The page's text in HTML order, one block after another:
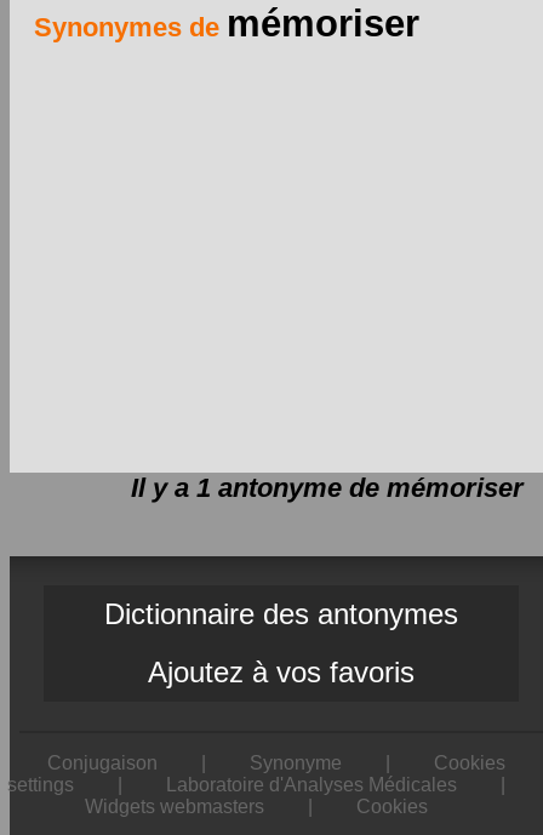
Synonymes de mémoriser
Il y a 1 antonyme de mémoriser
Dictionnaire des antonymes
Ajoutez à vos favoris
Conjugaison Synonyme
Cookies
settings
Laboratoire d'Analyses Médicales
Widgets webmasters
Cookies